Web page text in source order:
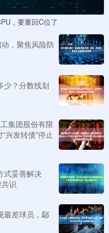
，要重回C位了
，聚焦风险防
少？分数线划
集团股份有限
兴发转债”停止
式妥善解决
识
最差球员，鄢